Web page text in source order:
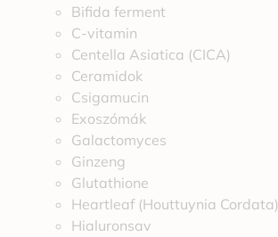
Bifida ferment
C-vitamin
Centella Asiatica (CICA)
Ceramidok
Csigamucin
Exoszómák
Galactomyces
Ginzeng
Glutathione
Heartleaf (Houttuynia Cordata)
Hialuronsav